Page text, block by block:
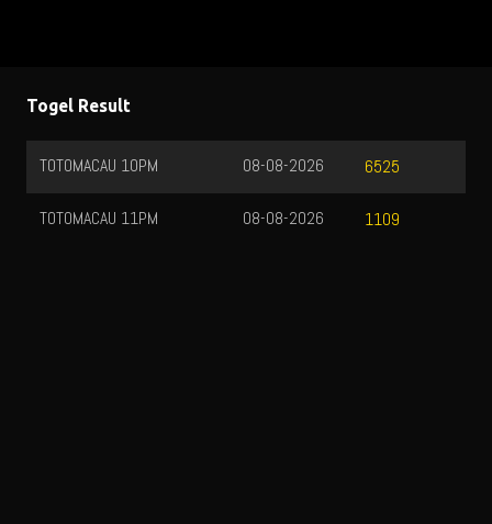
Togel Result
TOTOMACAU 10PM 6525
08-08-2026
TOTOMACAU 11PM 1109
08-08-2026